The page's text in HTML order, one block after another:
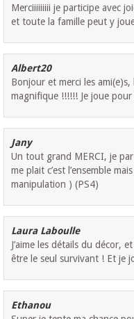
Merciiiiiiiii je participe avec
et toute la famille peut y
Albert20
Bonjour et merci les
magnifique !!!!!! Je joue
Jany
Un tout grand MERCI, je
me plait c’est l’ensemble
manipulation ) (PS4)
Laura Laboulle
J’aime les détails du décor,
être le seul survivant ! Et je
Ethanou